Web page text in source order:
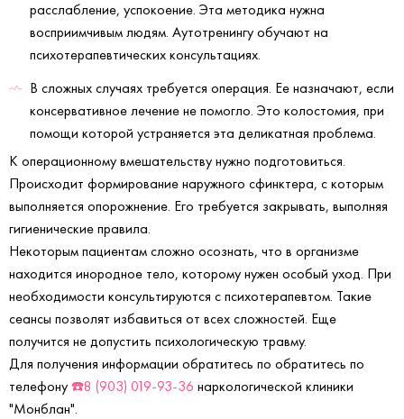
расслабление, успокоение. Эта методика нужна
восприимчивым людям. Аутотренингу обучают на
психотерапевтических консультациях.
В сложных случаях требуется операция. Ее назначают, если
консервативное лечение не помогло. Это колостомия, при
помощи которой устраняется эта деликатная проблема.
К операционному вмешательству нужно подготовиться.
Происходит формирование наружного сфинктера, с которым
выполняется опорожнение. Его требуется закрывать, выполняя
гигиенические правила.
Некоторым пациентам сложно осознать, что в организме
находится инородное тело, которому нужен особый уход. При
необходимости консультируются с психотерапевтом. Такие
сеансы позволят избавиться от всех сложностей. Еще
получится не допустить психологическую травму.
Для получения информации обратитесь по обратитесь по
телефону ☎️8 (903) 019-93-36 наркологической клиники
"Монблан".